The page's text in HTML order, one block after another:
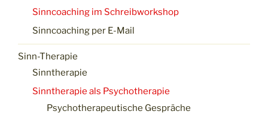
Sinncoaching im Schreibworkshop
Sinncoaching per E-Mail
Sinn-Therapie
Sinntherapie
Sinntherapie als Psychotherapie
Psychotherapeutische Gespräche